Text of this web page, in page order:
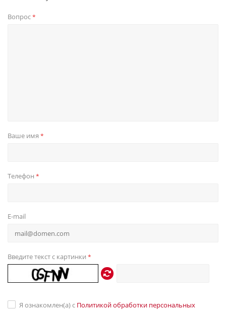
Вопрос*
Ваше имя *
Телефон *
E-mail
Введите текст с картинки *
Я ознакомлен(а) с Политикой обработки персональных